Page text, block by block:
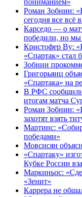
Роман Зобнин:
сегодня все всё
Карседо — о
победили, но мы
Кристофер Ву:
«Спартак» стал
Зобнин
Григорьянц
«Спартака» на
В РФС
итогам матча
Роман Зобнин:
захотят взять
Мартинс:
победами»
Мовсисян
«Спартаку»
Кубке России
Маркиньос:
«Зенит»
Каррера не